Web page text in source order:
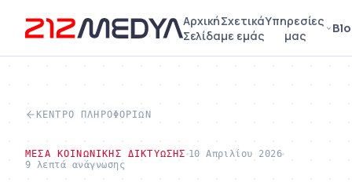
Αρχική
Σελίδα
Σχετικά
με εμάς
Υπηρεσίες
μας
ΚΈΝΤΡΟ ΠΛΗΡΟΦΟΡΙΏΝ
ΜΈΣΑ ΚΟΙΝΩΝΙΚΉΣ ΔΙΚΤΎΩΣΗΣ 10 Απριλίου 2026
9 λεπτά ανάγνωσης